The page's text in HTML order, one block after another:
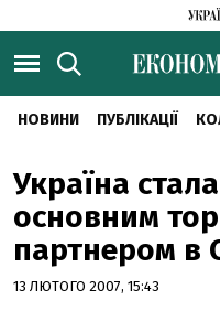
НОВИНИ ПУБЛІКАЦІЇ
Україна
основним
партнером в
13 ЛЮТОГО 2007, 15:43